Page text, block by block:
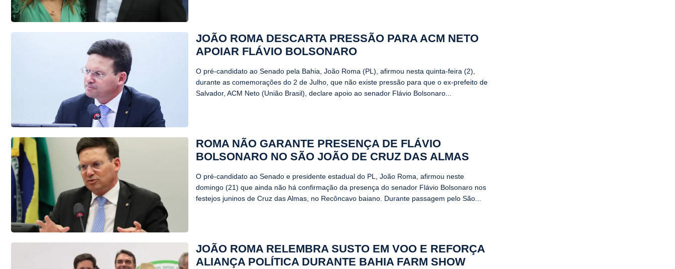
JOÃO ROMA DESCARTA PRESSÃO PARA ACM NETO
APOIAR FLÁVIO BOLSONARO
O pré-candidato ao Senado pela Bahia, João Roma (PL), afirmou nesta quinta-feira (2),
durante as comemorações do 2 de Julho, que não existe pressão para que o ex-prefeito de
Salvador, ACM Neto (União Brasil), declare apoio ao senador Flávio Bolsonaro...
ROMA NÃO GARANTE PRESENÇA DE FLÁVIO
BOLSONARO NO SÃO JOÃO DE CRUZ DAS ALMAS
O pré-candidato ao Senado e presidente estadual do PL, João Roma, afirmou neste
domingo (21) que ainda não há confirmação da presença do senador Flávio Bolsonaro nos
festejos juninos de Cruz das Almas, no Recôncavo baiano. Durante passagem pelo São...
JOÃO ROMA RELEMBRA SUSTO EM VOO E REFORÇA
ALIANÇA POLÍTICA DURANTE BAHIA FARM SHOW